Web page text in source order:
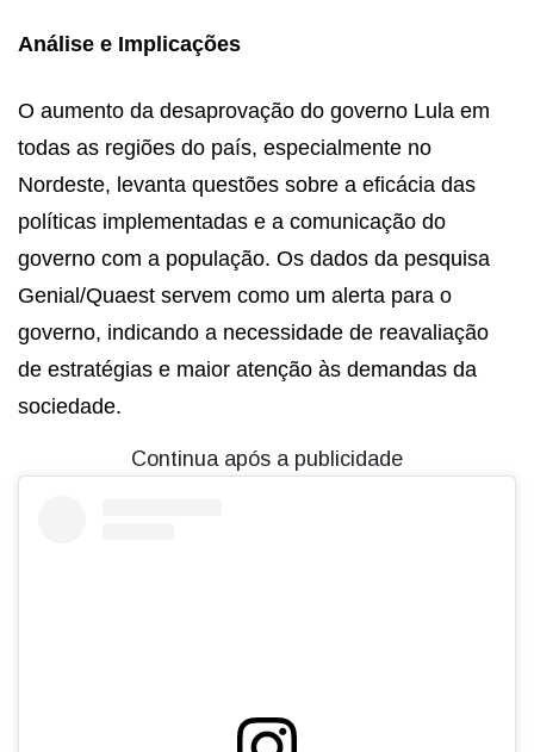
Análise e Implicações
O aumento da desaprovação do governo Lula em
todas as regiões do país, especialmente no
Nordeste, levanta questões sobre a eficácia das
políticas implementadas e a comunicação do
governo com a população. Os dados da pesquisa
Genial/Quaest servem como um alerta para o
governo, indicando a necessidade de reavaliação
de estratégias e maior atenção às demandas da
sociedade.
Continua após a publicidade